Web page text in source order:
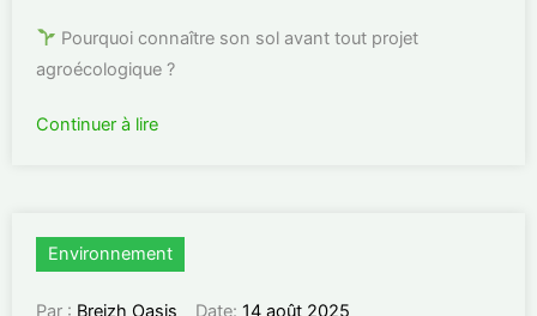
Pourquoi connaître son sol avant tout projet
agroécologique ?
Continuer à lire
Environnement
Par : Breizh Oasis Date: 14 août 2025